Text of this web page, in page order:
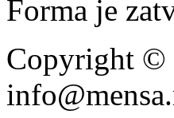
Forma je
Copyright ©